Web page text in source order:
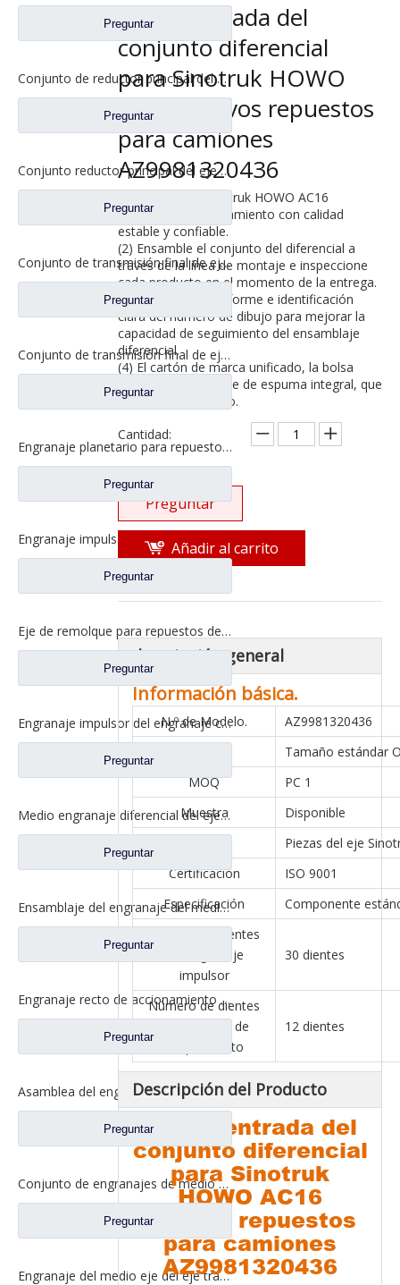
Preguntar
Conjunto de reductor principal del eje intermedio Delong HD469 para piezas de camiones Shacman Delong
Preguntar
Conjunto reductor principal del eje trasero para piezas de camiones Shacman Auto Delong
Preguntar
Conjunto de transmisión final de eje medio SDLG MT86H para piezas de camiones Shacman Delong
Preguntar
Conjunto de transmisión final de eje mediano HOWO HC16 para piezas de camiones Sinotruk Steyr
Preguntar
Engranaje planetario para repuestos de camiones Ford CH0040M0-0
Preguntar
Engranaje impulsado que conduce el engranaje cilíndrico para los recambios CD0042M0-8 del camión de Ford
Preguntar
Eje de remolque para repuestos de camiones Ford 13T16T20T
Preguntar
Engranaje impulsor del engranaje cilíndrico conducido para los recambios CD0401M0-7 del camión de Ford
Preguntar
Medio engranaje diferencial del eje para los recambios 2SCE0001M0-4 de Ford Truck
Preguntar
Ensamblaje del engranaje del medio eje trasero reforzado para los recambios CE0401A0-6 del camión de Ford
Preguntar
Engranaje recto de accionamiento para repuestos de camiones Ford 2SCD0040A0-4
Preguntar
Asamblea del engranaje del eje de la parte posterior del diferencial para los recambios autos 2SCE0040M0-5 del camión de Ford
Preguntar
Conjunto de engranajes de medio eje trasero para repuestos de camiones Ford CE0400A0-5
Preguntar
Engranaje del medio eje del eje trasero para los recambios CE0402M0-9 del camión de Ford
Eje de entrada del
conjunto diferencial
para Sinotruk HOWO
AC16 Nuevos repuestos
para camiones
AZ9981320436
Aplicación: Eje Sinotruk HOWO AC16
(1) Piezas de acoplamiento con calidad
estable y confiable.
(2) Ensamble el conjunto del diferencial a
través de la línea de montaje e inspeccione
cada producto en el momento de la entrega.
(3) Codificación uniforme e identificación
clara del número de dibujo para mejorar la
capacidad de seguimiento del ensamblaje
diferencial.
(4) El cartón de marca unificado, la bolsa
interior y el embalaje de espuma integral, que
es fuerte y hermoso.
Cantidad:
Preguntar
Añadir al carrito
descripción general
Información básica.
N º de Modelo.
AZ9981320436
Tamaño estándar
MOQ
PC 1
Muestra
Disponible
Piezas del eje
Certificación
ISO 9001
Especificación
Componente
Número de dientes
del engranaje
impulsor
30 dientes
Número de dientes
de la manga de
acoplamiento
12 dientes
Descripción del Producto
Eje de entrada del
conjunto diferencial
para Sinotruk
HOWO AC16
Nuevos repuestos
para camiones
AZ9981320436